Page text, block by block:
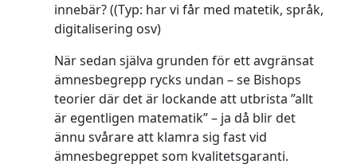
innebär? ((Typ: har vi får med matetik, språk,
digitalisering osv)
När sedan själva grunden för ett avgränsat
ämnesbegrepp rycks undan – se Bishops
teorier där det är lockande att utbrista ”allt
är egentligen matematik” – ja då blir det
ännu svårare att klamra sig fast vid
ämnesbegreppet som kvalitetsgaranti.